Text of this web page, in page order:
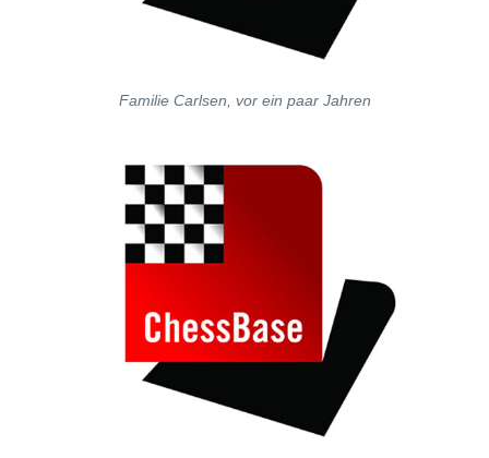
Familie Carlsen, vor ein paar Jahren